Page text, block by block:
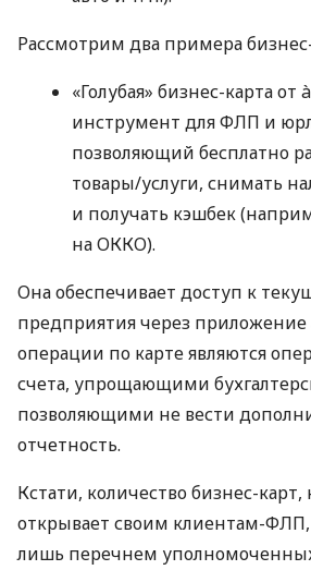
Рассмотрим два примера
«Голубая» бизнес-карта от
инструмент для ФЛП и
позволяющий бесплатно
товары/услуги, снимать
и получать кэшбек
на ОККО).
Она обеспечивает доступ к
предприятия через приложение
операции по карте являются
счета, упрощающими
позволяющими не вести
отчетность.
Кстати, количество бизнес-
открывает своим клиентам-ФЛП,
лишь перечнем